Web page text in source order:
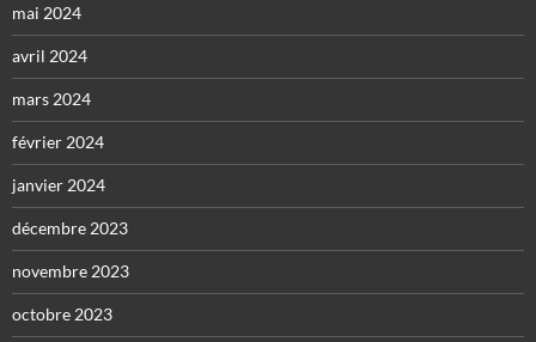
mai 2024
avril 2024
mars 2024
février 2024
janvier 2024
décembre 2023
novembre 2023
octobre 2023